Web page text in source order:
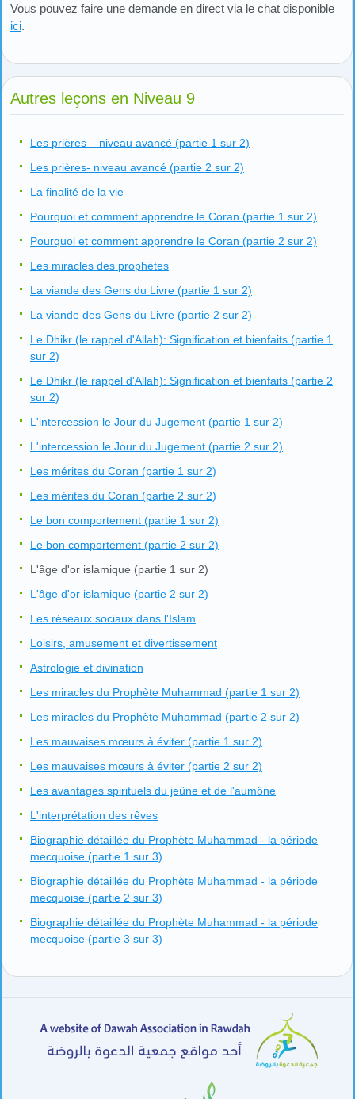
Vous pouvez faire une demande en direct via le chat disponible
ici.
Autres leçons en Niveau 9
Les prières – niveau avancé (partie 1 sur 2)
Les prières- niveau avancé (partie 2 sur 2)
La finalité de la vie
Pourquoi et comment apprendre le Coran (partie 1 sur 2)
Pourquoi et comment apprendre le Coran (partie 2 sur 2)
Les miracles des prophètes
La viande des Gens du Livre (partie 1 sur 2)
La viande des Gens du Livre (partie 2 sur 2)
Le Dhikr (le rappel d'Allah): Signification et bienfaits (partie 1
sur 2)
Le Dhikr (le rappel d'Allah): Signification et bienfaits (partie 2
sur 2)
L'intercession le Jour du Jugement (partie 1 sur 2)
L'intercession le Jour du Jugement (partie 2 sur 2)
Les mérites du Coran (partie 1 sur 2)
Les mérites du Coran (partie 2 sur 2)
Le bon comportement (partie 1 sur 2)
Le bon comportement (partie 2 sur 2)
L'âge d'or islamique (partie 1 sur 2)
L'âge d'or islamique (partie 2 sur 2)
Les réseaux sociaux dans l'Islam
Loisirs, amusement et divertissement
Astrologie et divination
Les miracles du Prophète Muhammad (partie 1 sur 2)
Les miracles du Prophète Muhammad (partie 2 sur 2)
Les mauvaises mœurs à éviter (partie 1 sur 2)
Les mauvaises mœurs à éviter (partie 2 sur 2)
Les avantages spirituels du jeûne et de l'aumône
L'interprétation des rêves
Biographie détaillée du Prophète Muhammad - la période
mecquoise (partie 1 sur 3)
Biographie détaillée du Prophète Muhammad - la période
mecquoise (partie 2 sur 3)
Biographie détaillée du Prophète Muhammad - la période
mecquoise (partie 3 sur 3)